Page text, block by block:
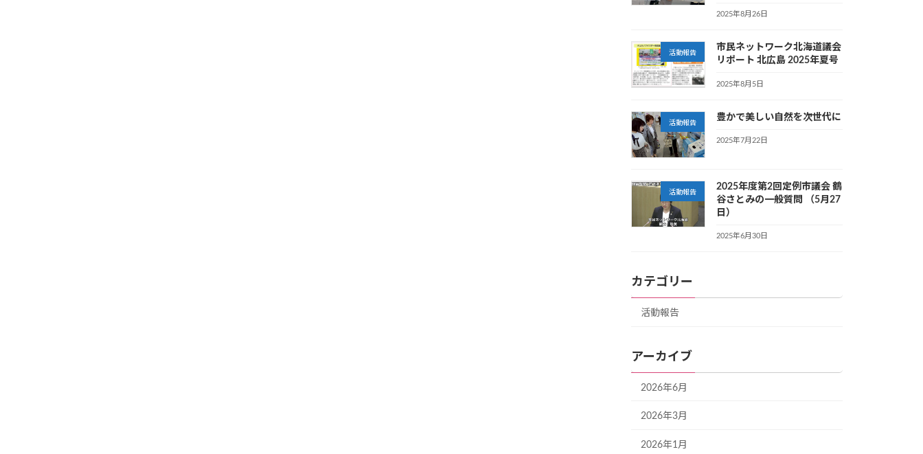
2025年8月26日
活動報告
市民ネットワーク北海道議会
リポート 北広島 2025年夏号
2025年8月5日
活動報告
豊かで美しい自然を次世代に
2025年7月22日
活動報告
2025年度第2回定例市議会 鶴
谷さとみの一般質問 （5月27
日）
2025年6月30日
カテゴリー
活動報告
アーカイブ
2026年6月
2026年3月
2026年1月